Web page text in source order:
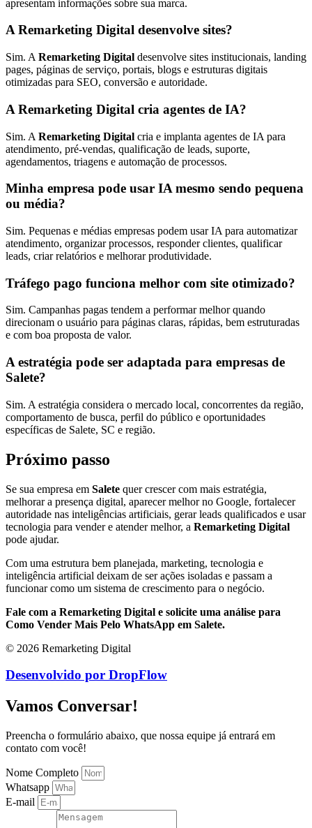
apresentam informações sobre sua marca.
A Remarketing Digital desenvolve sites?
Sim. A Remarketing Digital desenvolve sites institucionais, landing
pages, páginas de serviço, portais, blogs e estruturas digitais
otimizadas para SEO, conversão e autoridade.
A Remarketing Digital cria agentes de IA?
Sim. A Remarketing Digital cria e implanta agentes de IA para
atendimento, pré-vendas, qualificação de leads, suporte,
agendamentos, triagens e automação de processos.
Minha empresa pode usar IA mesmo sendo pequena
ou média?
Sim. Pequenas e médias empresas podem usar IA para automatizar
atendimento, organizar processos, responder clientes, qualificar
leads, criar relatórios e melhorar produtividade.
Tráfego pago funciona melhor com site otimizado?
Sim. Campanhas pagas tendem a performar melhor quando
direcionam o usuário para páginas claras, rápidas, bem estruturadas
e com boa proposta de valor.
A estratégia pode ser adaptada para empresas de
Salete?
Sim. A estratégia considera o mercado local, concorrentes da região,
comportamento de busca, perfil do público e oportunidades
específicas de Salete, SC e região.
Próximo passo
Se sua empresa em Salete quer crescer com mais estratégia,
melhorar a presença digital, aparecer melhor no Google, fortalecer
autoridade nas inteligências artificiais, gerar leads qualificados e usar
tecnologia para vender e atender melhor, a Remarketing Digital
pode ajudar.
Com uma estrutura bem planejada, marketing, tecnologia e
inteligência artificial deixam de ser ações isoladas e passam a
funcionar como um sistema de crescimento para o negócio.
Fale com a Remarketing Digital e solicite uma análise para
Como Vender Mais Pelo WhatsApp em Salete.
© 2026 Remarketing Digital
Desenvolvido por DropFlow
Vamos Conversar!
Preencha o formulário abaixo, que nossa equipe já entrará em
contato com você!
Nome Completo
Whatsapp
E-mail